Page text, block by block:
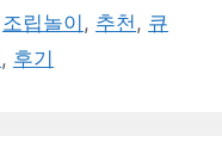
조립놀이 , 추천 , 큐
, 후기